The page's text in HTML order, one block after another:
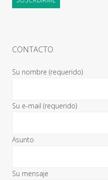
CONTACTO
Su nombre (requerido)
Su e-mail (requerido)
Asunto
Su mensaje